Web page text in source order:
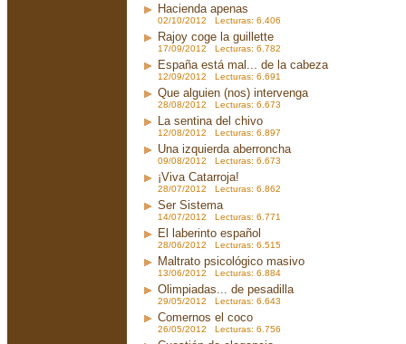
Hacienda apenas
02/10/2012 Lecturas: 6.406
Rajoy coge la guillette
17/09/2012 Lecturas: 6.782
España está mal... de la cabeza
12/09/2012 Lecturas: 6.691
Que alguien (nos) intervenga
28/08/2012 Lecturas: 6.673
La sentina del chivo
12/08/2012 Lecturas: 6.897
Una izquierda aberroncha
09/08/2012 Lecturas: 6.673
¡Viva Catarroja!
28/07/2012 Lecturas: 6.862
Ser Sistema
14/07/2012 Lecturas: 6.771
El laberinto español
28/06/2012 Lecturas: 6.515
Maltrato psicológico masivo
13/06/2012 Lecturas: 6.884
Olimpiadas... de pesadilla
29/05/2012 Lecturas: 6.643
Comernos el coco
26/05/2012 Lecturas: 6.756